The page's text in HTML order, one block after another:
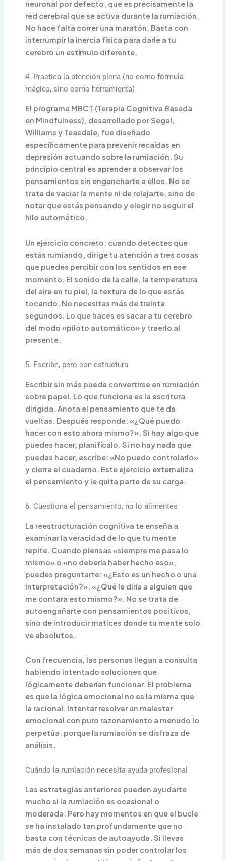
neuronal por defecto, que es precisamente la
red cerebral que se activa durante la rumiación.
No hace falta correr una maratón. Basta con
interrumpir la inercia física para darle a tu
cerebro un estímulo diferente.
4. Practica la atención plena (no como fórmula
mágica, sino como herramienta)
El programa MBCT (Terapia Cognitiva Basada
en Mindfulness), desarrollado por Segal,
Williams y Teasdale, fue diseñado
específicamente para prevenir recaídas en
depresión actuando sobre la rumiación. Su
principio central es aprender a observar los
pensamientos sin engancharte a ellos. No se
trata de vaciar la mente ni de relajarte, sino de
notar que estás pensando y elegir no seguir el
hilo automático.
Un ejercicio concreto: cuando detectes que
estás rumiando, dirige tu atención a tres cosas
que puedes percibir con los sentidos en ese
momento. El sonido de la calle, la temperatura
del aire en tu piel, la textura de lo que estás
tocando. No necesitas más de treinta
segundos. Lo que haces es sacar a tu cerebro
del modo «piloto automático» y traerlo al
presente.
5. Escribe, pero con estructura
Escribir sin más puede convertirse en rumiación
sobre papel. Lo que funciona es la escritura
dirigida. Anota el pensamiento que te da
vueltas. Después responde: «¿Qué puedo
hacer con esto ahora mismo?». Si hay algo que
puedes hacer, planifícalo. Si no hay nada que
puedas hacer, escribe: «No puedo controlarlo»
y cierra el cuaderno. Este ejercicio externaliza
el pensamiento y le quita parte de su carga.
6. Cuestiona el pensamiento, no lo alimentes
La reestructuración cognitiva te enseña a
examinar la veracidad de lo que tu mente
repite. Cuando piensas «siempre me pasa lo
mismo» o «no debería haber hecho eso»,
puedes preguntarte: «¿Esto es un hecho o una
interpretación?», «¿Qué le diría a alguien que
me contara esto mismo?». No se trata de
autoengañarte con pensamientos positivos,
sino de introducir matices donde tu mente solo
ve absolutos.
Con frecuencia, las personas llegan a consulta
habiendo intentado soluciones que
lógicamente deberían funcionar. El problema
es que la lógica emocional no es la misma que
la racional. Intentar resolver un malestar
emocional con puro razonamiento a menudo lo
perpetúa, porque la rumiación se disfraza de
análisis.
Cuándo la rumiación necesita ayuda profesional
Las estrategias anteriores pueden ayudarte
mucho si la rumiación es ocasional o
moderada. Pero hay momentos en que el bucle
se ha instalado tan profundamente que no
basta con técnicas de autoayuda. Si llevas
más de dos semanas sin poder controlar los